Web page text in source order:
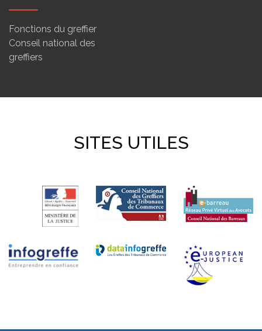
Fonctions du greffier
Conseil national des
greffiers
SITES UTILES